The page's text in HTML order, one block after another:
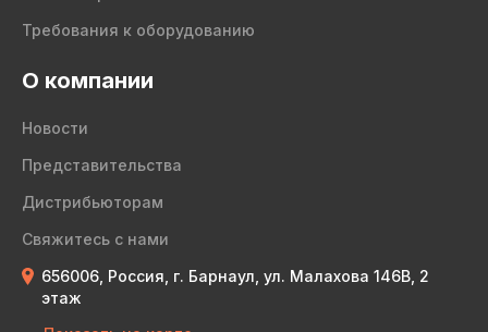
Требования к оборудованию
О компании
Новости
Представительства
Дистрибьюторам
Свяжитесь с нами
656006, Россия, г. Барнаул, ул. Малахова 146В, 2
этаж